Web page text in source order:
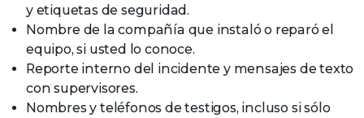
y etiquetas de seguridad.
Nombre de la compañía que instaló o reparó el
equipo, si usted lo conoce.
Reporte interno del incidente y mensajes de texto
con supervisores.
Nombres y teléfonos de testigos, incluso si sólo